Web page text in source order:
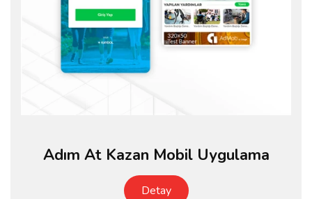
Adım At Kazan Mobil Uygulama
Detay